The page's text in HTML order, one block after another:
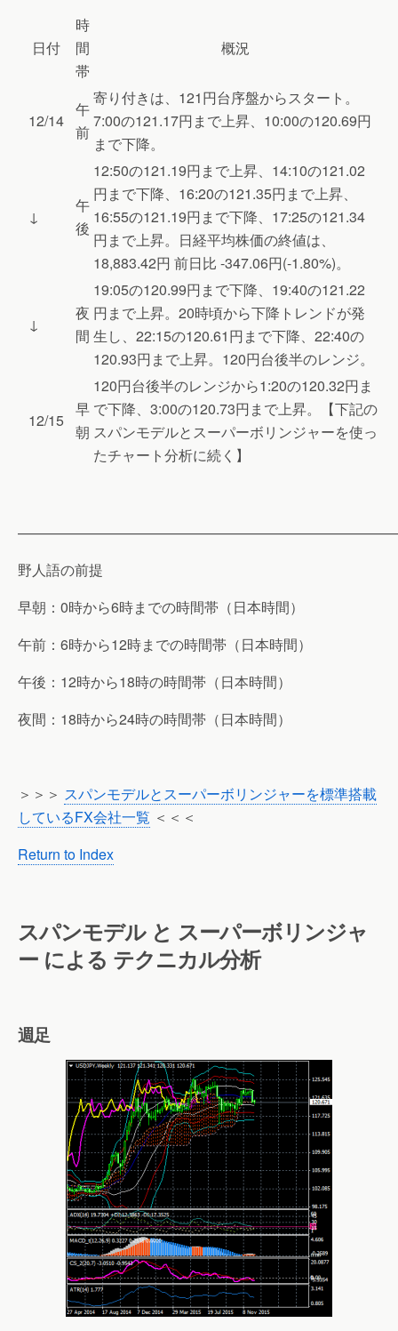
日付
時
間
帯
概況
12/14
午
前
寄り付きは、121円台序盤からスタート。
7:00の121.17円まで上昇、10:00の120.69円
まで下降。
↓
午
後
12:50の121.19円まで上昇、14:10の121.02
円まで下降、16:20の121.35円まで上昇、
16:55の121.19円まで下降、17:25の121.34
円まで上昇。日経平均株価の終値は、
18,883.42円 前日比 -347.06円(-1.80%)。
↓
夜
間
19:05の120.99円まで下降、19:40の121.22
円まで上昇。20時頃から下降トレンドが発
生し、22:15の120.61円まで下降、22:40の
120.93円まで上昇。120円台後半のレンジ。
12/15
早
朝
120円台後半のレンジから1:20の120.32円ま
で下降、3:00の120.73円まで上昇。【下記の
スパンモデルとスーパーボリンジャーを使っ
たチャート分析に続く】
野人語の前提
早朝：0時から6時までの時間帯（日本時間）
午前：6時から12時までの時間帯（日本時間）
午後：12時から18時の時間帯（日本時間）
夜間：18時から24時の時間帯（日本時間）
＞＞＞ スパンモデルとスーパーボリンジャーを標準搭載
しているFX会社一覧 ＜＜＜
Return to Index
スパンモデル と スーパーボリンジャ
ー による テクニカル分析
週足